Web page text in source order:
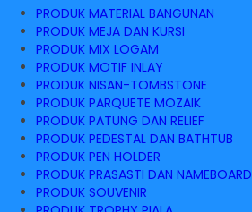
PRODUK MATERIAL BANGUNAN
PRODUK MEJA DAN KURSI
PRODUK MIX LOGAM
PRODUK MOTIF INLAY
PRODUK NISAN-TOMBSTONE
PRODUK PARQUETE MOZAIK
PRODUK PATUNG DAN RELIEF
PRODUK PEDESTAL DAN BATHTUB
PRODUK PEN HOLDER
PRODUK PRASASTI DAN NAMEBOARD
PRODUK SOUVENIR